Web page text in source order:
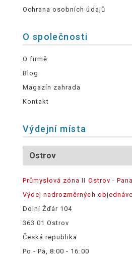
Ochrana osobních údajů
O společnosti
O firmě
Blog
Magazín zahrada
Kontakt
Výdejní místa
Průmyslová zóna II Ostrov -
Výdej nadrozměrných
Dolní Žďár 104
363 01 Ostrov
Česká republika
Po - Pá, 8:00 - 16:00